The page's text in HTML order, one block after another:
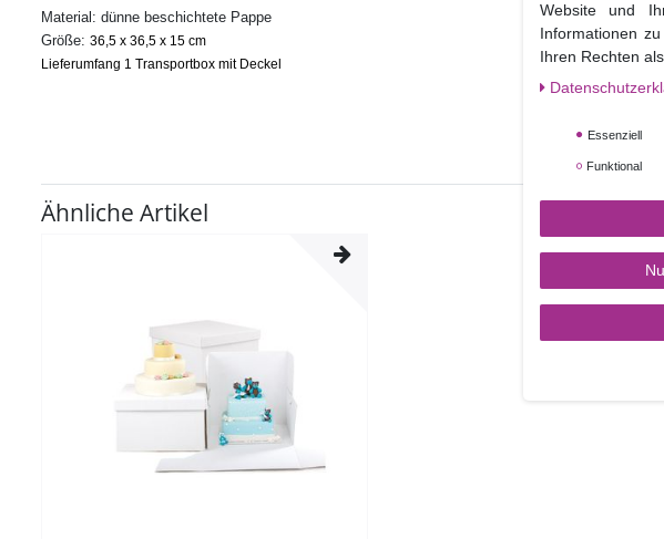
Material: dünne beschichtete Pappe
Größe: 36,5 x 36,5 x 15 cm
Lieferumfang 1 Transportbox mit Deckel
Ähnliche Artikel
Website und
Informationen
Ihren Rechten
Essenziell
Funktional